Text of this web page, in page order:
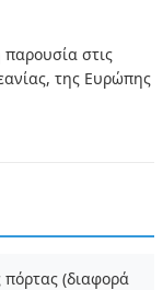
στις
της Ευρώπης
πόρτας (διαφορά